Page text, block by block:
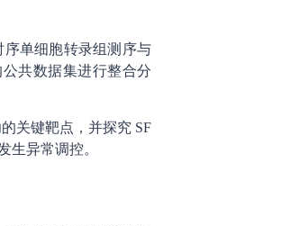
单细胞转录组测序与
共数据集进行整合分
关键靶点，并探究 SF
生异常调控。